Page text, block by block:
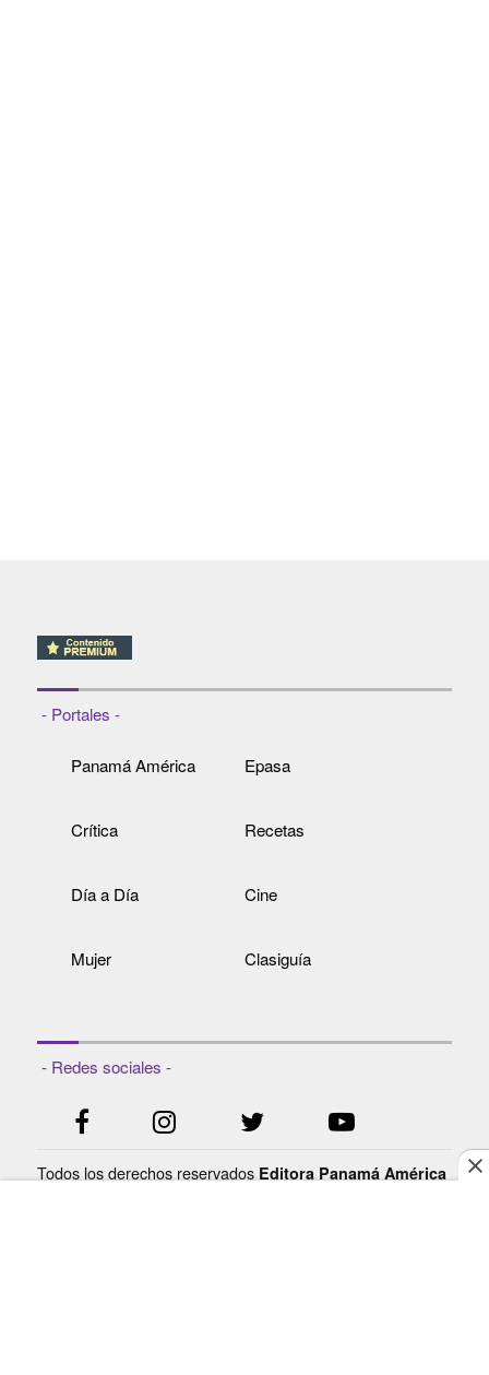
- Portales -
Panamá América Epasa
Crítica Recetas
Día a Día Cine
Mujer Clasiguía
- Redes sociales -
Todos los derechos reservados Editora Panamá América